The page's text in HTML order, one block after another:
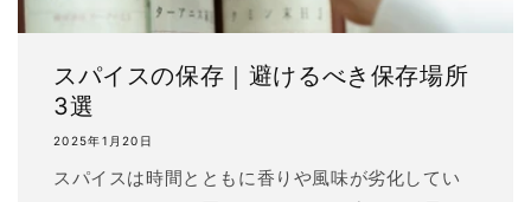
スパイスの保存｜避けるべき保存場所
3選
2025年1月20日
スパイスは時間とともに香りや風味が劣化してい